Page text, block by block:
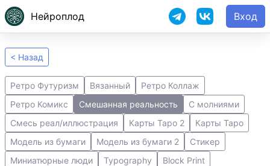
Нейроплод Вход
< Назад
Ретро Футуризм Вязанный
Ретро Коллаж
Ретро Комикс
Смешанная реальность
С молниями
Смесь реал/иллюстрация
Карты Таро 2
Карты Таро
Модель из бумаги
Модель из бумаги 2
Стикер
Миниатюрные люди
Typography
Block Print